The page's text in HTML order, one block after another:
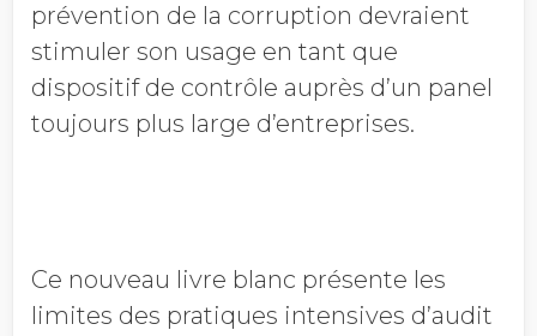
prévention de la corruption devraient
stimuler son usage en tant que
dispositif de contrôle auprès d’un panel
toujours plus large d’entreprises.
Ce nouveau livre blanc présente les
limites des pratiques intensives d’audit